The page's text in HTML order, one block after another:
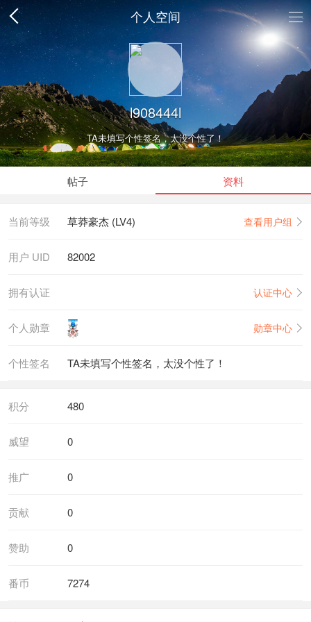
个人空间
l908444l
TA未填写个性签名，太没个性了！
帖子 资料
当前等级 草莽豪杰 (LV4) 查看用户组
用户 UID 82002
拥有认证 认证中心
个人勋章 勋章中心
个性签名 TA未填写个性签名，太没个性了！
积分 480
威望 0
推广 0
贡献 0
赞助 0
番币 7274